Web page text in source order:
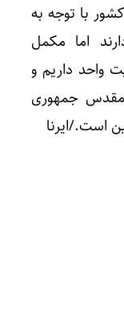
با توجه به
اما مکمل
واحد داریم و
مقدس جمهوری
است./ایرنا